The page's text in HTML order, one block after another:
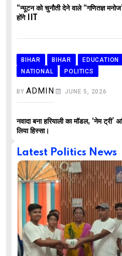
“न्यूटन को चुनौती देने वाले “गणितज्ञ
होंगे IIT
BIHAR BIHAR EDUCATION
NATIONAL
POLITICS
BYADMIN JUNE 5, 2026
नवादा बना हरियाली का मॉडल, ‘नेम
लिया हिस्सा।
Latest Politics News